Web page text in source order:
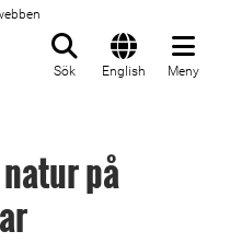
Sök English Meny
på